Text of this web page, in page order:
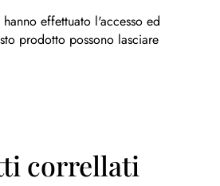
effettuato l'accesso ed
prodotto possono lasciare
correllati